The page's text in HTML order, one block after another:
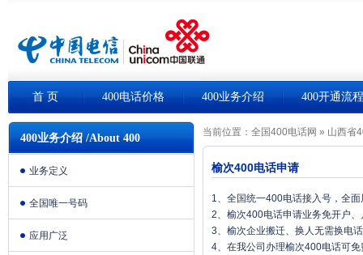
首 页 400电话价格 400业务介绍 400开通流程
400业务介绍 /About 400
业务定义
全国唯一号码
应用广泛
当前位置： 全国400电话网 » 山西省
榆次400电话申请
1、全国统一400电话接入号，全
2、榆次400电话申请业务免开户
3、榆次企业搬迁、换人无需换电
4、在我公司办理榆次400电话可